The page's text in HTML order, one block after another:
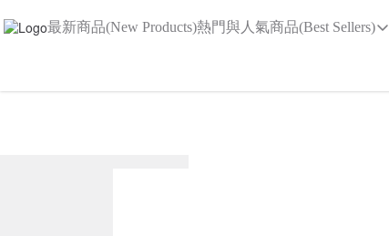
最新商品(New Products)熱門與人氣商品(Best Sellers)